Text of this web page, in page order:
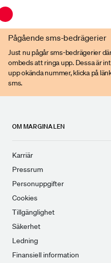
Pågående sms-bedrägerier
Just nu pågår sms-bedrägerier
ombeds att ringa upp. Dessa är
upp okända nummer, klicka på
sms.
OM MARGINALEN
Karriär
Pressrum
Personuppgifter
Cookies
Tillgänglighet
Säkerhet
Ledning
Finansiell information
Du har en gammal webbläsare.